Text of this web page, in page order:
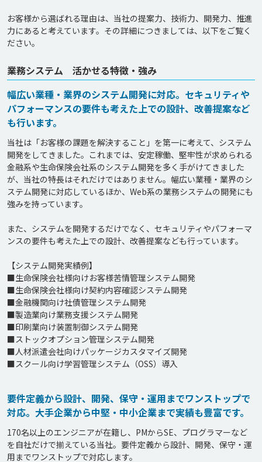
お客様から選ばれる理由は、当社の提案力、技術力、開発力、推進
力にあると考えています。その詳細につきましては、以下をご覧く
ださい。
業務システム 活かせる特徴・強み
幅広い業種・業界のシステム開発に対応。セキュリティや
パフォーマンスの要件も考えた上での設計、改善提案など
も行います。
当社は「お客様の課題を解決すること」を第一に考えて、システム
開発をしてきました。これまでは、安定稼働、堅牢性が求められる
金融系や生命保険会社系のシステム開発を多く手がけてきました
が、当社の特長はそれだけではありません。幅広い業種・業界のシ
ステム開発に対応しているほか、Web系の業務システムの開発にも
強みを持っています。
また、システムを開発するだけでなく、セキュリティやパフォーマ
ンスの要件も考えた上での設計、改善提案なども行っています。
【システム開発実績例】
■生命保険会社様向けお客様苦情管理システム開発
■生命保険会社様向け契約内容確認システム開発
■金融機関向け社債管理システム開発
■製造業向け業務支援システム開発
■印刷業向け装置制御システム開発
■ストックオプション管理システム開発
■人材派遣会社向けパッケージカスタマイズ開発
■スクール向け学習管理システム（OSS）導入
要件定義から設計、開発、保守・運用までワンストップで
対応。大手企業から中堅・中小企業まで実績も豊富です。
170名以上のエンジニアが在籍し、PMからSE、プログラマーなど
を自社だけで揃えている当社。要件定義から設計、開発、保守・運
用までワンストップで対応します。